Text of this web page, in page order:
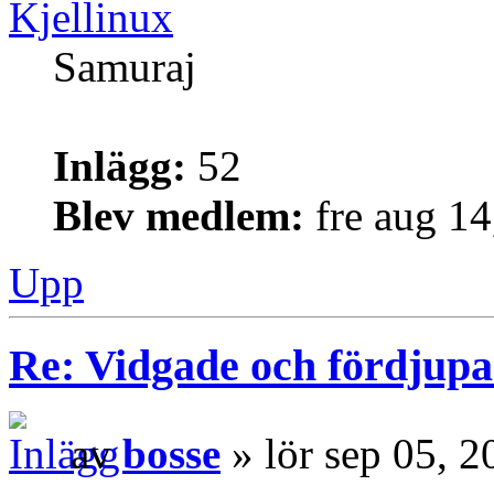
Kjellinux
Samuraj
Inlägg: 52
Blev medlem: fre aug
Upp
Re: Vidgade och
avbosse » lör sep 05,